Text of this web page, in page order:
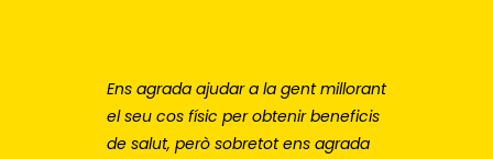
Ens agrada ajudar a la gent millorant
el seu cos físic per obtenir beneficis
de salut, però sobretot ens agrada